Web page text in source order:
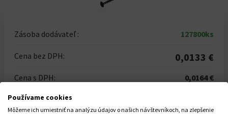
Zásoba dodávateľ : 127800ks
Cena bez DPH: 0,0133 €
Cena s DPH: 0,0164 €
Používame cookies
Môžeme ich umiestniť na analýzu údajov o našich návštevníkoch, na zlepšenie